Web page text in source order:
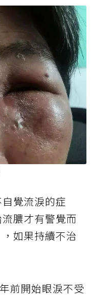
覺流淚的症
膿才有警覺而
如果持續不治
前開始眼淚不受